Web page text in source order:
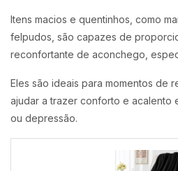
Itens macios e quentinhos, como
felpudos, são capazes de
reconfortante de aconchego,
Eles são ideais para momentos de
ajudar a trazer conforto e acalento
ou depressão.